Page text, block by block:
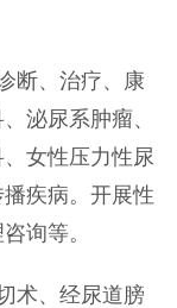
断、治疗、康
泌尿系肿瘤、
女性压力性尿
疾病。开展性
询等。
术、经尿道膀